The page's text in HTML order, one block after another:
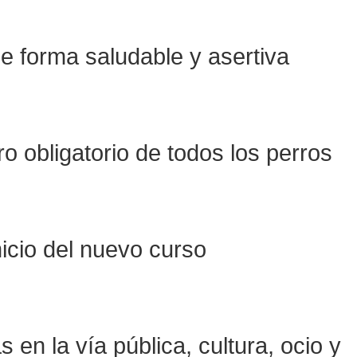
forma saludable y asertiva
obligatorio de todos los perros
del nuevo curso
en la vía pública, cultura, ocio y